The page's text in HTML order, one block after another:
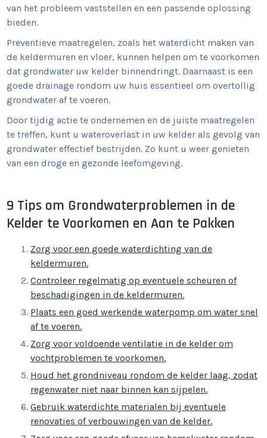
van het probleem vaststellen en een passende oplossing
bieden.
Preventieve maatregelen, zoals het waterdicht maken van
de keldermuren en vloer, kunnen helpen om te voorkomen
dat grondwater uw kelder binnendringt. Daarnaast is een
goede drainage rondom uw huis essentieel om overtollig
grondwater af te voeren.
Door tijdig actie te ondernemen en de juiste maatregelen
te treffen, kunt u wateroverlast in uw kelder als gevolg van
grondwater effectief bestrijden. Zo kunt u weer genieten
van een droge en gezonde leefomgeving.
9 Tips om Grondwaterproblemen in de
Kelder te Voorkomen en Aan te Pakken
Zorg voor een goede waterdichting van de
keldermuren.
Controleer regelmatig op eventuele scheuren of
beschadigingen in de keldermuren.
Plaats een goed werkende waterpomp om water snel
af te voeren.
Zorg voor voldoende ventilatie in de kelder om
vochtproblemen te voorkomen.
Houd het grondniveau rondom de kelder laag, zodat
regenwater niet naar binnen kan sijpelen.
Gebruik waterdichte materialen bij eventuele
renovaties of verbouwingen van de kelder.